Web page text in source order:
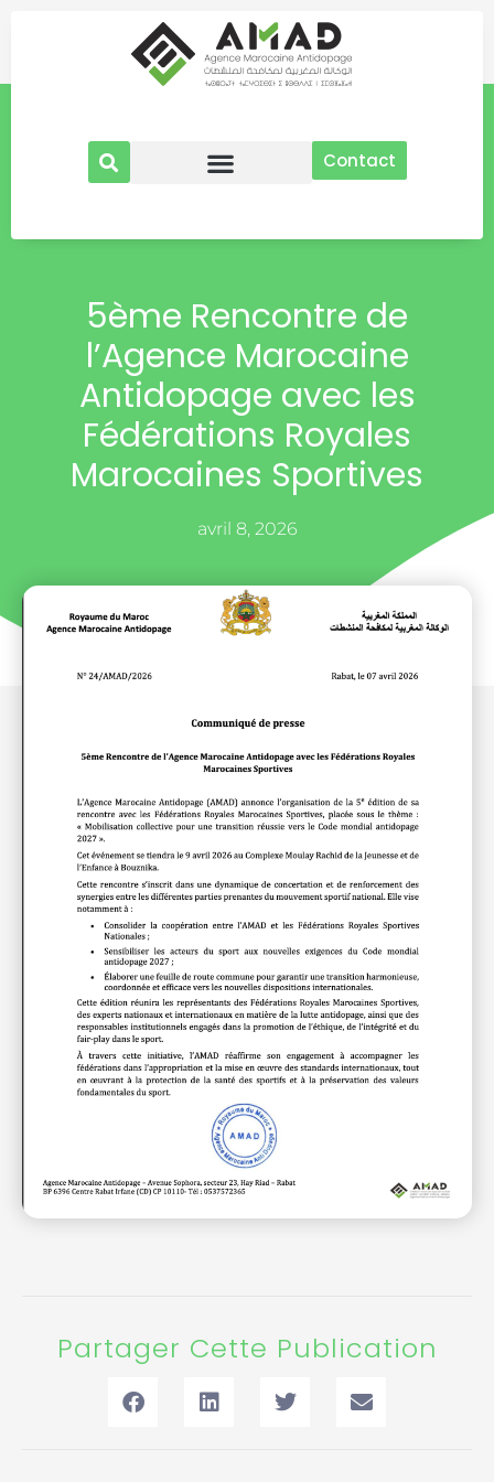
Contact
5ème Rencontre de
l’Agence Marocaine
Antidopage avec les
Fédérations Royales
Marocaines Sportives
avril 8, 2026
Partager Cette Publication